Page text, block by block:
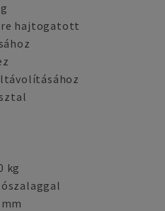
hajtogatott
kg